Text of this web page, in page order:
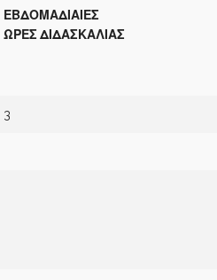
ΕΒΔΟΜΑΔΙΑΙΕΣ
ΩΡΕΣ ΔΙΔΑΣΚΑΛΙΑΣ
3